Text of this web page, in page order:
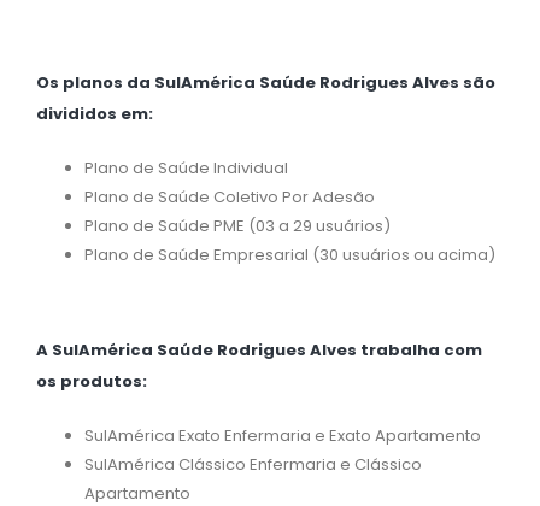
Os planos da SulAmérica Saúde Rodrigues Alves são
divididos em:
Plano de Saúde Individual
Plano de Saúde Coletivo Por Adesão
Plano de Saúde PME (03 a 29 usuários)
Plano de Saúde Empresarial (30 usuários ou acima)
A SulAmérica Saúde Rodrigues Alves trabalha com
os produtos:
SulAmérica Exato Enfermaria e Exato Apartamento
SulAmérica Clássico Enfermaria e Clássico
Apartamento